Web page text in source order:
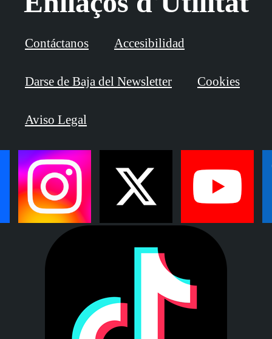
Contáctanos Accesibilidad
Darse de Baja del Newsletter Cookies
Aviso Legal